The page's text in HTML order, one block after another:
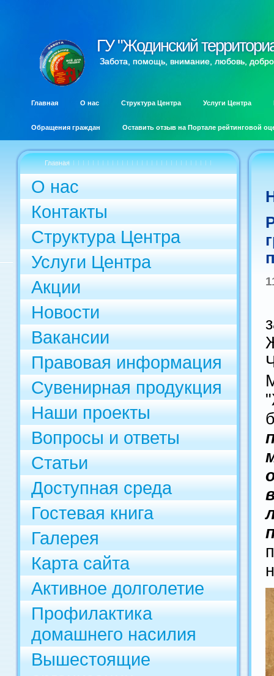
ГУ "Жодинский
ГУ "Жодинский
Забота, помощь, внимание, любовь, добро
Главная О нас Структура Центра Услуги Центра
Обращения граждан Оставить отзыв на Портале рейтинговой
Главная
О нас
Контакты
Структура Центра
Услуги Центра
Акции
Новости
Вакансии
Правовая информация
Сувенирная продукция
Наши проекты
Вопросы и ответы
Статьи
Доступная среда
Гостевая книга
Галерея
Карта сайта
Активное долголетие
Профилактика
домашнего насилия
Вышестоящие